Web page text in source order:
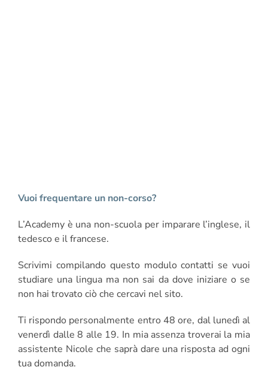
Vuoi frequentare un non-corso?
L’Academy è una non-scuola per imparare l’inglese, il
tedesco e il francese.
Scrivimi compilando questo modulo contatti se vuoi
studiare una lingua ma non sai da dove iniziare o se
non hai trovato ciò che cercavi nel sito.
Ti rispondo personalmente entro 48 ore, dal lunedì al
venerdì dalle 8 alle 19. In mia assenza troverai la mia
assistente Nicole che saprà dare una risposta ad ogni
tua domanda.